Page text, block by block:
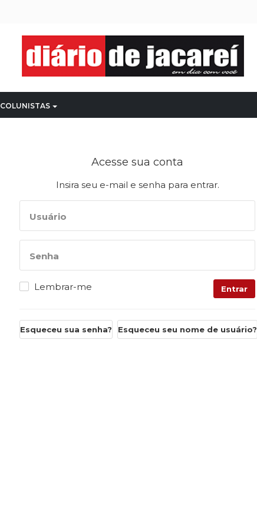
COLUNISTAS
Acesse sua conta
Insira seu e-mail e senha para entrar.
Usuário
Senha
Lembrar-me Entrar
Esqueceu sua senha? Esqueceu seu nome de usuário?